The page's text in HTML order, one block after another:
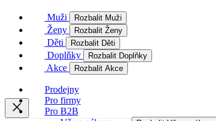
Muži Rozbalit Muži
Ženy Rozbalit Ženy
Děti Rozbalit Děti
Doplňky Rozbalit Doplňky
Akce Rozbalit Akce
Prodejny
Pro firmy
Pro B2B